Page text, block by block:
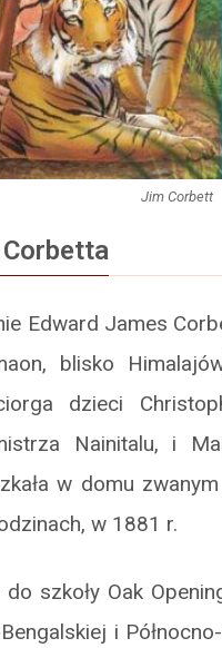
Jim Corbett
Edward James
blisko
dzieci
Nainitalu, i
w domu
w 1881 r.
szkoły Oak
i